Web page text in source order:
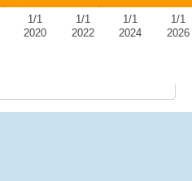
1/1
2020
1/1
2022
1/1
2024
1/1
2026